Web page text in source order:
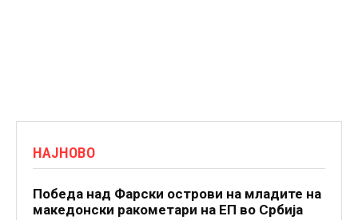
НАЈНОВО
Победа над Фарски острови на младите на
македонски ракометари на ЕП во Србија